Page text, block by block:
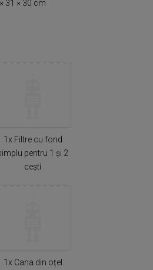
31 × 30 cm
1x Filtre cu fond
pentru 1 și 2
cești
1x Cana din oțel